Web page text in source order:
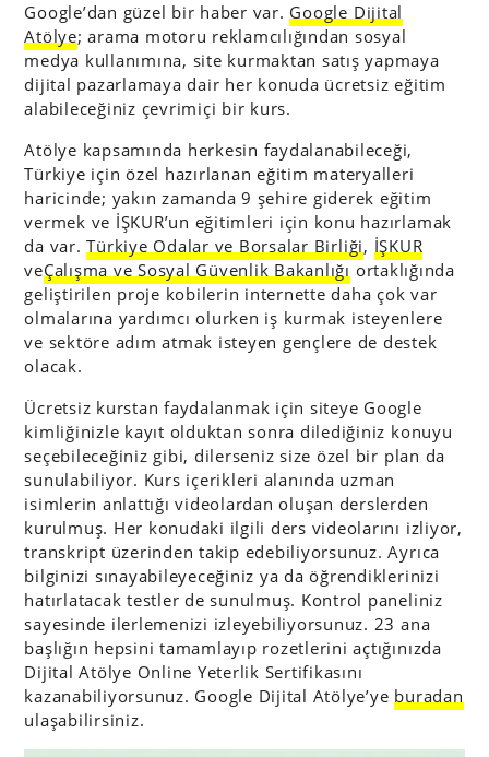
Google’dan güzel bir haber var. Google Dijital
Atölye; arama motoru reklamcılığından sosyal
medya kullanımına, site kurmaktan satış yapmaya
dijital pazarlamaya dair her konuda ücretsiz eğitim
alabileceğiniz çevrimiçi bir kurs.
Atölye kapsamında herkesin faydalanabileceği,
Türkiye için özel hazırlanan eğitim materyalleri
haricinde; yakın zamanda 9 şehire giderek eğitim
vermek ve İŞKUR’un eğitimleri için konu hazırlamak
da var.Türkiye Odalar ve Borsalar Birliği, İŞKUR
veÇalışma ve Sosyal Güvenlik Bakanlığı ortaklığında
geliştirilen proje kobilerin internette daha çok var
olmalarına yardımcı olurken iş kurmak isteyenlere
ve sektöre adım atmak isteyen gençlere de destek
olacak.
Ücretsiz kurstan faydalanmak için siteye Google
kimliğinizle kayıt olduktan sonra dilediğiniz konuyu
seçebileceğiniz gibi, dilerseniz size özel bir plan da
sunulabiliyor. Kurs içerikleri alanında uzman
isimlerin anlattığı videolardan oluşan derslerden
kurulmuş. Her konudaki ilgili ders videolarını izliyor,
transkript üzerinden takip edebiliyorsunuz. Ayrıca
bilginizi sınayabileyeceğiniz ya da öğrendiklerinizi
hatırlatacak testler de sunulmuş. Kontrol paneliniz
sayesinde ilerlemenizi izleyebiliyorsunuz. 23 ana
başlığın hepsini tamamlayıp rozetlerini açtığınızda
Dijital Atölye Online Yeterlik Sertifikasını
kazanabiliyorsunuz. Google Dijital Atölye’ye buradan
ulaşabilirsiniz.